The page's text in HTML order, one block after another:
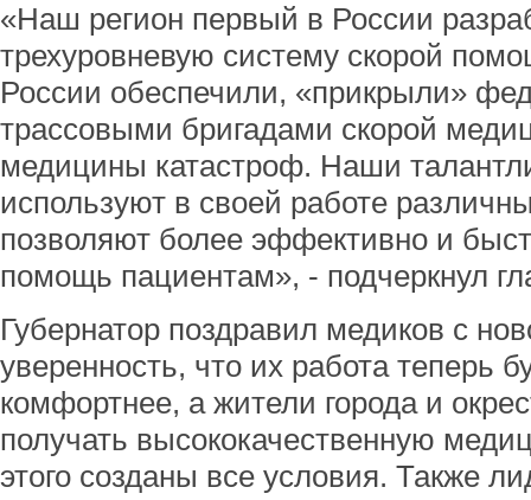
«Наш регион первый в России
трехуровневую систему скорой
России обеспечили, «прикрыли»
трассовыми бригадами скорой
медицины катастроф. Наши
используют в своей работе
позволяют более эффективно и
помощь пациентам», - подчеркнул
Губернатор поздравил медиков с
уверенность, что их работа теперь
комфортнее, а жители города и
получать высококачественную
этого созданы все условия. Также